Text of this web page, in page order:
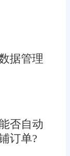
据管理
否自动
订单?